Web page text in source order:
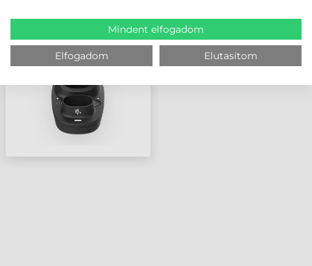
DOKKOLÓ, TARTALÉK
AKKUMULÁTOR
TÖLTŐVEL, VEZETÉK
NÉLKÜLI TÖLTÉS,
FEKETE
Mindent elfogadom
Elfogadom Elutasítom